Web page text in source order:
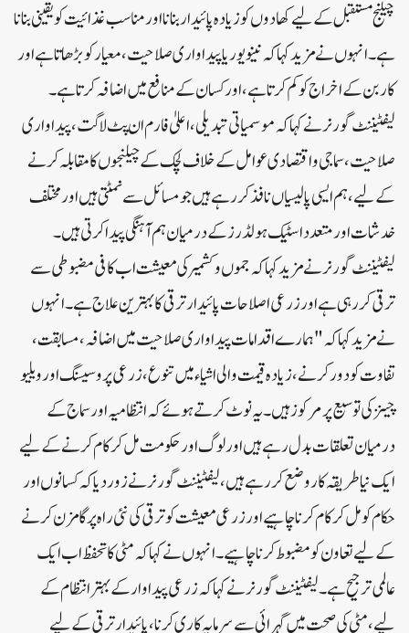
چیلنج مستقبل کے لیے کھادوں کو زیادہ پائیدار بنانا اور مناسب غذائیت کو یقینی بنانا
ہے۔ انہوں نے مزید کہا کہ نینو یوریا پیداواری صلاحیت، معیار کو بڑھاتا ہے اور
کاربن کے اخراج کو کم کرتا ہے، اور کسان کے منافع میں اضافہ کرتا ہے۔
لیفٹیننٹ گورنر نے کہا کہ موسمیاتی تبدیلی، اعلیٰ فارم ان پٹ لاگت، پیداواری
صلاحیت، سماجی و اقتصادی عوامل کے خلاف لچک کے چیلنجوں کا مقابلہ کرنے
کے لیے، ہم ایسی پالیسیاں نافذ کر رہے ہیں جو مسائل سے نمٹتی ہیں اور مختلف
خدشات اور متعدد اسٹیک ہولڈرز کے درمیان ہم آہنگی پیدا کرتی ہیں۔
لیفٹیننٹ گورنر نے مزید کہا کہ جموں و کشمیر کی معیشت اب کافی مضبوطی سے
ترقی کر رہی ہے اور زرعی اصلاحات پائیدار ترقی کا بہترین علاج ہے۔ انہوں
نے مزید کہا کہ "ہمارے اقدامات پیداواری صلاحیت میں اضافہ، مسابقت،
تفاوت کو دور کرنے، زیادہ قیمت والی اشیاء میں تنوع، زرعی پروسیسنگ اور ویلیو
چینز کی توسیع پر مرکوز ہیں۔یہ نوٹ کرتے ہوئے کہ انتظامیہ اور سماج کے
درمیان تعلقات بدل رہے ہیں اور لوگ اور حکومت مل کر کام کرنے کے لیے
ایک نیا طریقہ کار وضع کر رہے ہیں، لیفٹیننٹ گورنر نے زور دیا کہ کسانوں اور
حکام کو مل کر کام کرنا چاہیے اور زرعی معیشت کو ترقی کی نئی راہ پر گامزن کرنے
کے لیے تعاون کو مضبوط کرنا چاہیے۔ انہوں نے کہا کہ مٹی کا تحفظ اب ایک
عالمی ترجیح ہے۔ لیفٹیننٹ گورنر نے کہا کہ زرعی پیداوار کے بہتر انتظام کے
لیے، مٹی کی صحت میں گہرائی سے سرمایہ کاری کرنا، پائیدار ترقی کے لیے